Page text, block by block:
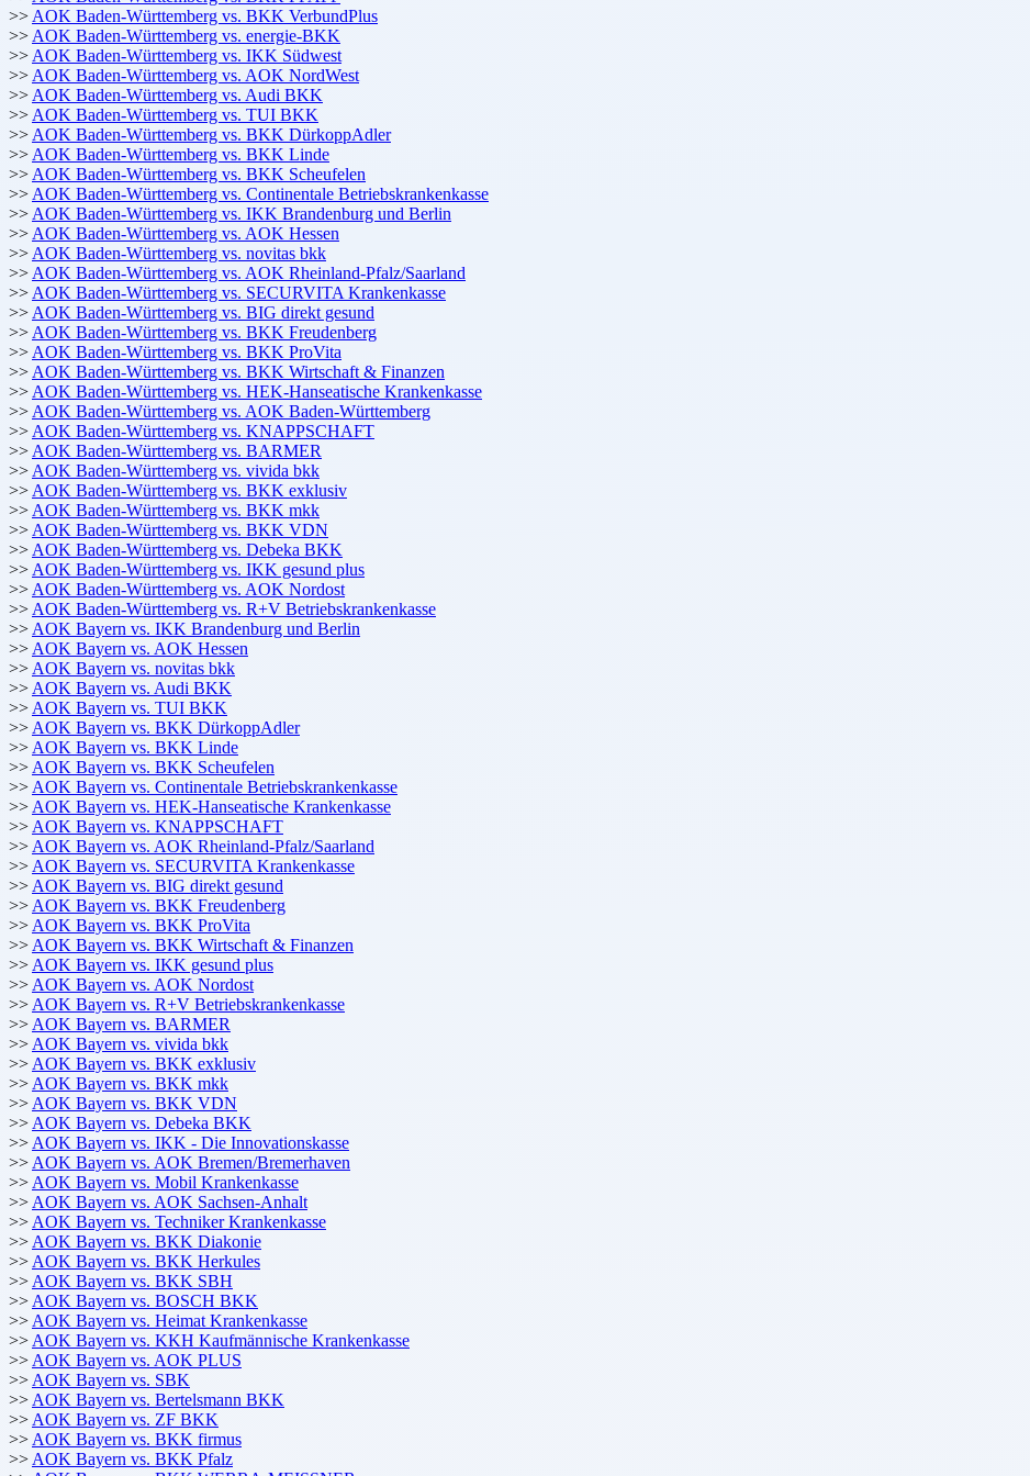
>> AOK Baden-Württemberg vs. BKK VerbundPlus
>> AOK Baden-Württemberg vs. energie-BKK
>> AOK Baden-Württemberg vs. IKK Südwest
>> AOK Baden-Württemberg vs. AOK NordWest
>> AOK Baden-Württemberg vs. Audi BKK
>> AOK Baden-Württemberg vs. TUI BKK
>> AOK Baden-Württemberg vs. BKK DürkoppAdler
>> AOK Baden-Württemberg vs. BKK Linde
>> AOK Baden-Württemberg vs. BKK Scheufelen
>> AOK Baden-Württemberg vs. Continentale Betriebskrankenkasse
>> AOK Baden-Württemberg vs. IKK Brandenburg und Berlin
>> AOK Baden-Württemberg vs. AOK Hessen
>> AOK Baden-Württemberg vs. novitas bkk
>> AOK Baden-Württemberg vs. AOK Rheinland-Pfalz/Saarland
>> AOK Baden-Württemberg vs. SECURVITA Krankenkasse
>> AOK Baden-Württemberg vs. BIG direkt gesund
>> AOK Baden-Württemberg vs. BKK Freudenberg
>> AOK Baden-Württemberg vs. BKK ProVita
>> AOK Baden-Württemberg vs. BKK Wirtschaft & Finanzen
>> AOK Baden-Württemberg vs. HEK-Hanseatische Krankenkasse
>> AOK Baden-Württemberg vs. AOK Baden-Württemberg
>> AOK Baden-Württemberg vs. KNAPPSCHAFT
>> AOK Baden-Württemberg vs. BARMER
>> AOK Baden-Württemberg vs. vivida bkk
>> AOK Baden-Württemberg vs. BKK exklusiv
>> AOK Baden-Württemberg vs. BKK mkk
>> AOK Baden-Württemberg vs. BKK VDN
>> AOK Baden-Württemberg vs. Debeka BKK
>> AOK Baden-Württemberg vs. IKK gesund plus
>> AOK Baden-Württemberg vs. AOK Nordost
>> AOK Baden-Württemberg vs. R+V Betriebskrankenkasse
>> AOK Bayern vs. IKK Brandenburg und Berlin
>> AOK Bayern vs. AOK Hessen
>> AOK Bayern vs. novitas bkk
>> AOK Bayern vs. Audi BKK
>> AOK Bayern vs. TUI BKK
>> AOK Bayern vs. BKK DürkoppAdler
>> AOK Bayern vs. BKK Linde
>> AOK Bayern vs. BKK Scheufelen
>> AOK Bayern vs. Continentale Betriebskrankenkasse
>> AOK Bayern vs. HEK-Hanseatische Krankenkasse
>> AOK Bayern vs. KNAPPSCHAFT
>> AOK Bayern vs. AOK Rheinland-Pfalz/Saarland
>> AOK Bayern vs. SECURVITA Krankenkasse
>> AOK Bayern vs. BIG direkt gesund
>> AOK Bayern vs. BKK Freudenberg
>> AOK Bayern vs. BKK ProVita
>> AOK Bayern vs. BKK Wirtschaft & Finanzen
>> AOK Bayern vs. IKK gesund plus
>> AOK Bayern vs. AOK Nordost
>> AOK Bayern vs. R+V Betriebskrankenkasse
>> AOK Bayern vs. BARMER
>> AOK Bayern vs. vivida bkk
>> AOK Bayern vs. BKK exklusiv
>> AOK Bayern vs. BKK mkk
>> AOK Bayern vs. BKK VDN
>> AOK Bayern vs. Debeka BKK
>> AOK Bayern vs. IKK - Die Innovationskasse
>> AOK Bayern vs. AOK Bremen/Bremerhaven
>> AOK Bayern vs. Mobil Krankenkasse
>> AOK Bayern vs. AOK Sachsen-Anhalt
>> AOK Bayern vs. Techniker Krankenkasse
>> AOK Bayern vs. BKK Diakonie
>> AOK Bayern vs. BKK Herkules
>> AOK Bayern vs. BKK SBH
>> AOK Bayern vs. BOSCH BKK
>> AOK Bayern vs. Heimat Krankenkasse
>> AOK Bayern vs. KKH Kaufmännische Krankenkasse
>> AOK Bayern vs. AOK PLUS
>> AOK Bayern vs. SBK
>> AOK Bayern vs. Bertelsmann BKK
>> AOK Bayern vs. ZF BKK
>> AOK Bayern vs. BKK firmus
>> AOK Bayern vs. BKK Pfalz